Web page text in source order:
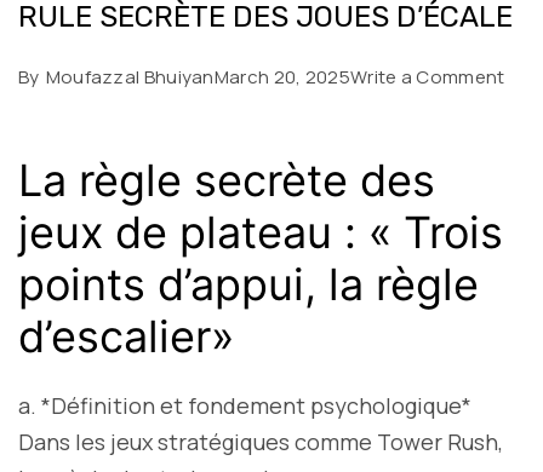
RULE SECRÈTE DES JOUES D’ÉCALE
By Moufazzal BhuiyanMarch 20, 2025Write a Commenton
La règle secrète des
jeux de plateau : « Trois
points d’appui, la règle
d’escalier»
a. *Définition et fondement psychologique*
Dans les jeux stratégiques comme Tower Rush,